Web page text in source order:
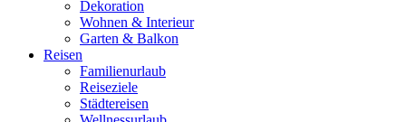
Dekoration
Wohnen & Interieur
Garten & Balkon
Reisen
Familienurlaub
Reiseziele
Städtereisen